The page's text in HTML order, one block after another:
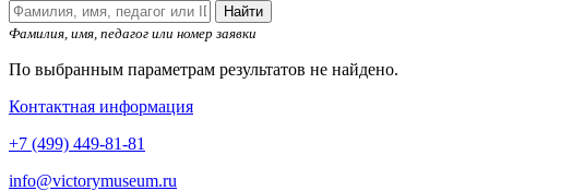
Найти
Фамилия, имя, педагог или номер заявки
По выбранным параметрам результатов не найдено.
Контактная информация
+7 (499) 449-81-81
info@victorymuseum.ru